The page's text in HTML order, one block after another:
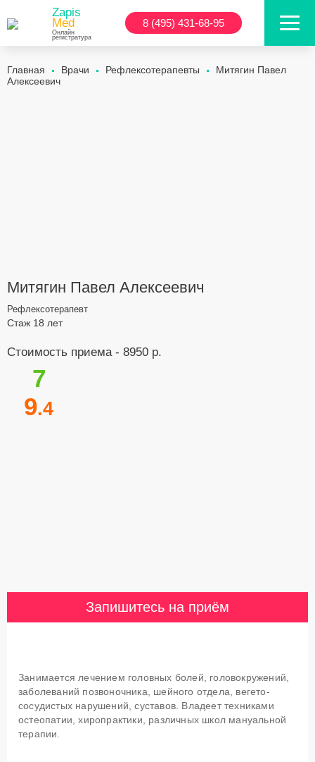
Zapis
Med
Онлайн
регистратура
8 (495) 431-68-95
Главная Врачи Рефлексотерапевты
Митягин Павел
Алексеевич
Митягин Павел Алексеевич
Рефлексотерапевт
Стаж 18 лет
Стоимость приема - 8950 р.
7
9.4
Запишитесь на приём
Занимается лечением головных болей, головокружений,
заболеваний позвоночника, шейного отдела, вегето-
сосудистых нарушений, суставов. Владеет техниками
остеопатии, хиропрактики, различных школ мануальной
терапии.